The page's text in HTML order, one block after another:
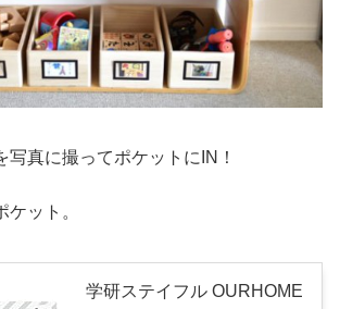
写真に撮ってポケットにIN！
ット。
学研ステイフル OURHOME